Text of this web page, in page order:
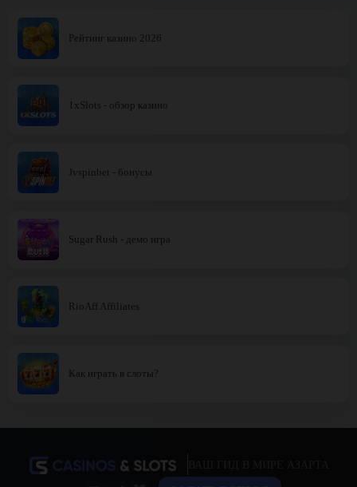
Рейтинг казино 2026
1xSlots - обзор казино
Jvspinbet - бонусы
Sugar Rush - демо игра
RioAff Affiliates
Как играть в слоты?